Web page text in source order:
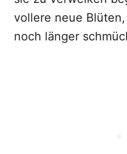
vollere neue
noch länger